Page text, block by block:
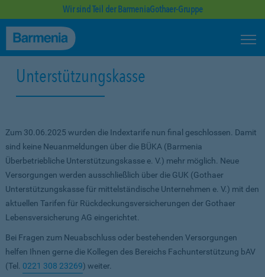
Wir sind Teil der BarmeniaGothaer-Gruppe
Unterstützungskasse
Zum 30.06.2025 wurden die Indextarife nun final geschlossen. Damit
sind keine Neuanmeldungen über die BÜKA (Barmenia
Überbetriebliche Unterstützungskasse e. V.) mehr möglich. Neue
Versorgungen werden ausschließlich über die GUK (Gothaer
Unterstützungskasse für mittelständische Unternehmen e. V.) mit den
aktuellen Tarifen für Rückdeckungsversicherungen der Gothaer
Lebensversicherung AG eingerichtet.
Bei Fragen zum Neuabschluss oder bestehenden Versorgungen
helfen Ihnen gerne die Kollegen des Bereichs Fachunterstützung bAV
(Tel. 0221 308 23269) weiter.